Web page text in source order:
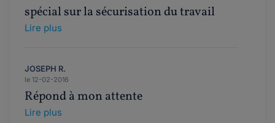
spécial sur la sécurisation du travail
Lire plus
JOSEPH R.
le 12-02-2016
Répond à mon attente
Lire plus